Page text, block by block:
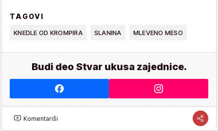
TAGOVI
KNEDLE OD KROMPIRA SLANINA MLEVENO MESO
Budi deo Stvar ukusa zajednice.
Komentariši